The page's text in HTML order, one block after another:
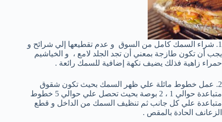
1. شراء السمك كامل من السوق و عدم تقطيعها إلي شرائح و
يجب أن تكون طازجة بمعني أن تجد الجلد لامع ، و الخياشيم
حمراء زاهية فذلك يضيف نكهة إضافية للسمك رائعة .
2. عمل خطوط مائلة علي ظهر السمك بحيث تكون شقوق
متباعدة حوالي 1 ، 2 بوصة بحيث تحصل علي حوالي 5 خطوط
متباعدة علي كل جانب ثم تنظيف السمك من الداخل و قطع
الزعانف الحادة بالمقص .